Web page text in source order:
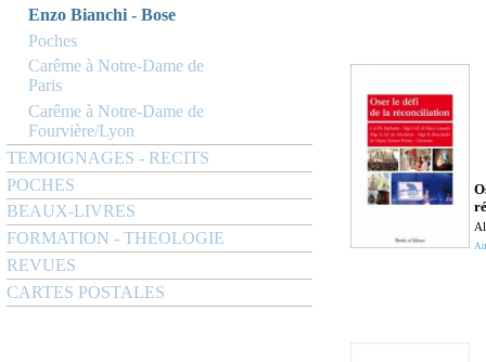
Enzo Bianchi - Bose
Poches
Carême à Notre-Dame de
Paris
Carême à Notre-Dame de
Fourvière/Lyon
TEMOIGNAGES - RECITS
POCHES
BEAUX-LIVRES
FORMATION - THEOLOGIE
REVUES
CARTES POSTALES